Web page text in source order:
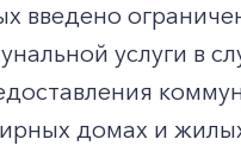
введено
услуги в
домах и